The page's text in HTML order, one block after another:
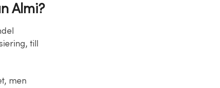
Almi?
till
men